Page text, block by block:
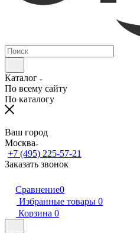
Каталог
По всему сайту
По каталогу
Ваш город
Москва
+7 (495) 225-57-21
Заказать звонок
Сравнение0
Избранные товары 0
Корзина 0